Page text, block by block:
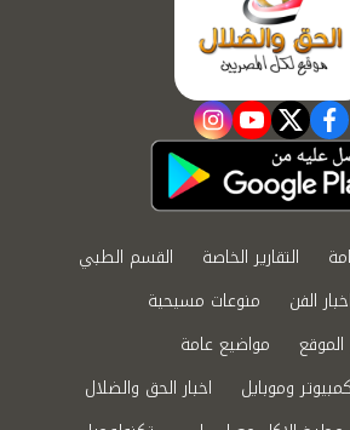
facebook
twitter
youtube
instagram
التقارير الخاصة
القسم الطبي
اخبار الفن
منوعات مسيحية
مواضيع عامة
كمبيوتر وموبايل
اخبار الحق والضلال